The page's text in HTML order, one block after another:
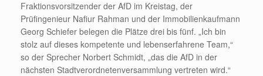
Fraktionsvorsitzender der AfD im Kreistag, der
Prüfingenieur Nafiur Rahman und der Immobilienkaufmann
Georg Schiefer belegen die Plätze drei bis fünf. „Ich bin
stolz auf dieses kompetente und lebenserfahrene Team,“
so der Sprecher Norbert Schmidt, „das die AfD in der
nächsten Stadtverordnetenversammlung vertreten wird.“